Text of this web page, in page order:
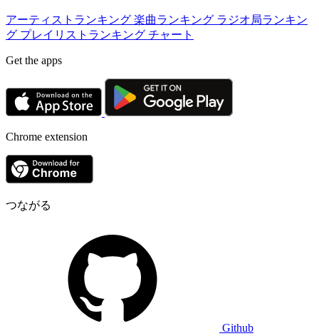
アーティストランキング 楽曲ランキング ラジオ局ランキン
グ プレイリストランキング チャート
Get the apps
Chrome extension
つながる
Github